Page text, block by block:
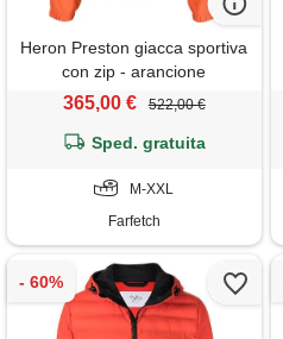
Heron Preston giacca sportiva
con zip - arancione
365,00 € 522,00 €
Sped. gratuita
M-XXL
Farfetch